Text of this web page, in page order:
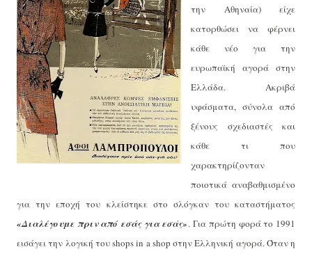
την Αθηναία) είχε
κατορθώσει να φέρνει
κάθε νέο για την
ευρωπαϊκή αγορά στην
Ελλάδα. Ακριβά
υφάσματα, σύνολα από
ξένους σχεδιαστές και
κάθε τι που
χαρακτηρίζονταν
ποιοτικά αναβαθμισμένο
για την εποχή του κλείστηκε στο σλόγκαν του καταστήματος
«Διαλέγουμε πριν από εσάς για εσάς». Για πρώτη φορά το 1991
εισάγει την λογική τουshopsin ashop στην Ελληνική αγορά. Όταν η